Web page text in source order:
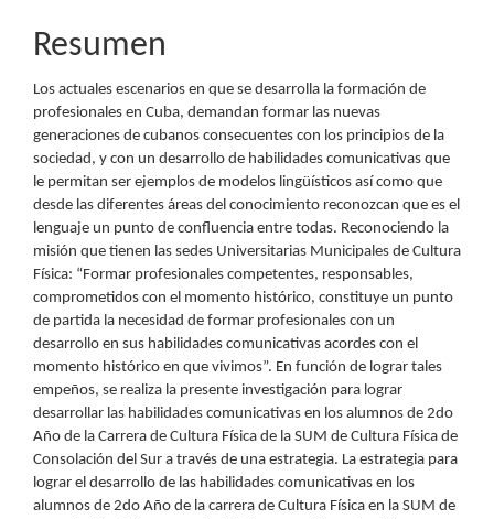
Resumen
Los actuales escenarios en que se desarrolla la formación de
profesionales en Cuba, demandan formar las nuevas
generaciones de cubanos consecuentes con los principios de la
sociedad, y con un desarrollo de habilidades comunicativas que
le permitan ser ejemplos de modelos lingüísticos así como que
desde las diferentes áreas del conocimiento reconozcan que es el
lenguaje un punto de confluencia entre todas. Reconociendo la
misión que tienen las sedes Universitarias Municipales de Cultura
Física: “Formar profesionales competentes, responsables,
comprometidos con el momento histórico, constituye un punto
de partida la necesidad de formar profesionales con un
desarrollo en sus habilidades comunicativas acordes con el
momento histórico en que vivimos”. En función de lograr tales
empeños, se realiza la presente investigación para lograr
desarrollar las habilidades comunicativas en los alumnos de 2do
Año de la Carrera de Cultura Física de la SUM de Cultura Física de
Consolación del Sur a través de una estrategia. La estrategia para
lograr el desarrollo de las habilidades comunicativas en los
alumnos de 2do Año de la carrera de Cultura Física en la SUM de